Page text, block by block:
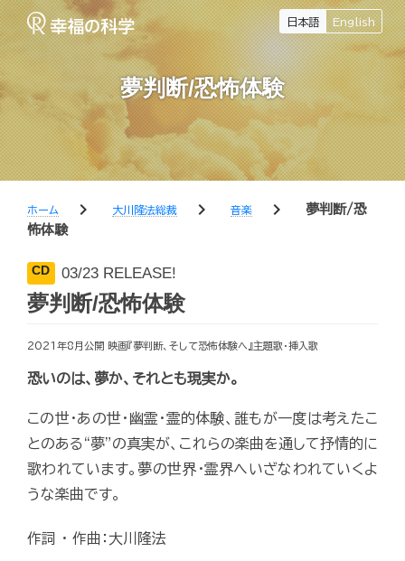
日本語 English
夢判断/恐怖体験
ホーム chevron_right 大川隆法総裁 chevron_right 音楽 chevron_right
夢判断/恐
怖体験
CD 03/23 RELEASE!
夢判断/恐怖体験
2021年8月公開 映画『夢判断、そして恐怖体験へ』主題歌・挿入歌
恐いのは、夢か、それとも現実か。
この世・あの世・幽霊・霊的体験、誰もが一度は考えたこ
とのある“夢”の真実が、これらの楽曲を通して抒情的に
歌われています。夢の世界・霊界へいざなわれていくよ
うな楽曲です。
作詞 ・ 作曲：大川隆法